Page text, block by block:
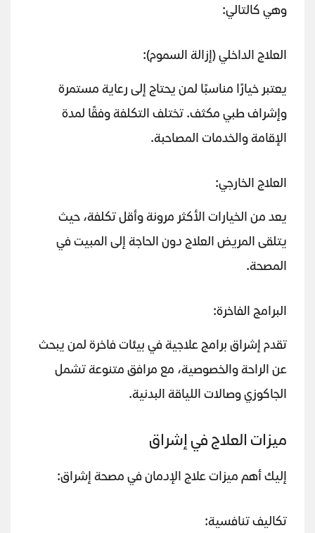
وهي كالتالي:
العلاج الداخلي (إزالة السموم):
يعتبر خيارًا مناسبًا لمن يحتاج إلى رعاية مستمرة
وإشراف طبي مكثف. تختلف التكلفة وفقًا لمدة
الإقامة والخدمات المصاحبة.
العلاج الخارجي:
يعد من الخيارات الأكثر مرونة وأقل تكلفة، حيث
يتلقى المريض العلاج دون الحاجة إلى المبيت في
المصحة.
البرامج الفاخرة:
تقدم إشراق برامج علاجية في بيئات فاخرة لمن يبحث
عن الراحة والخصوصية، مع مرافق متنوعة تشمل
الجاكوزي وصالات اللياقة البدنية.
ميزات العلاج في إشراق
إليك أهم ميزات علاج الإدمان في مصحة إشراق:
تكاليف تنافسية: